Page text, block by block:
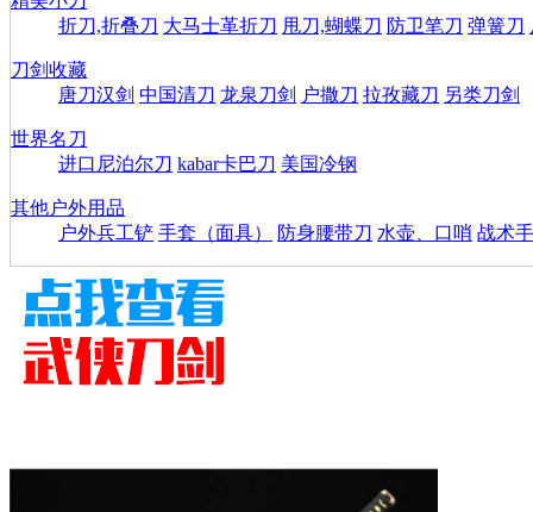
折刀,折叠刀 大马士革折刀 甩刀,蝴蝶刀 防卫笔刀 弹簧刀
刀剑收藏
唐刀汉剑 中国清刀 龙泉刀剑 户撒刀 拉孜藏刀 另类刀剑
世界名刀
进口尼泊尔刀 kabar卡巴刀 美国冷钢
其他户外用品
户外兵工铲 手套（面具） 防身腰带刀 水壶、口哨 战术